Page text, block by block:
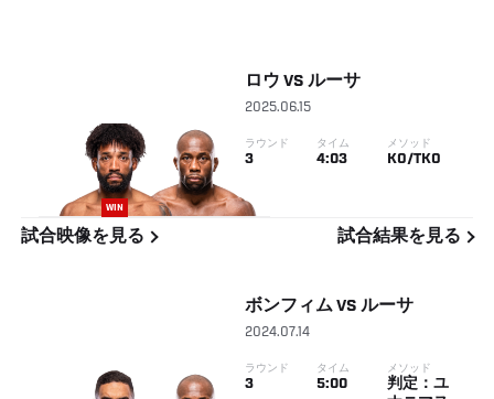
WIN
ロウ VS ルーサ
2025.06.15
ラウンド
3
タイム
4:03
メソッド
KO/TKO
試合映像を見る 試合結果を見る
ボンフィム VS ルーサ
2024.07.14
ラウンド
3
タイム
5:00
メソッド
判定：ユ